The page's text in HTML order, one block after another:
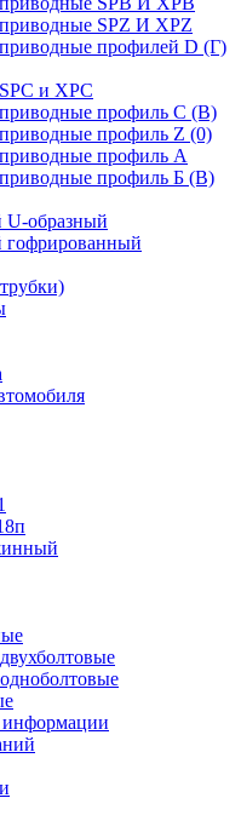
SPZ И XPZ
профилей D (Г)
и XPC
профиль C (В)
профиль Z (0)
профиль А
профиль Б (B)
U-образный
гофрированный
информации